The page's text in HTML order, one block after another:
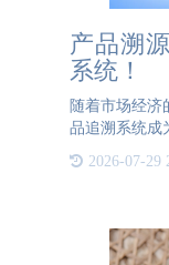
产品溯
系统！
随着市场经济
品追溯系统成
从原材料采购
2026-07-29